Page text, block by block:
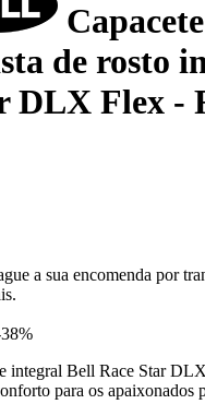
de rosto
DLX Flex -
a sua encomenda por
integral Bell Race Star
para os apaixonados